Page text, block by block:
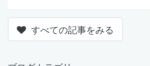
すべての記事をみる